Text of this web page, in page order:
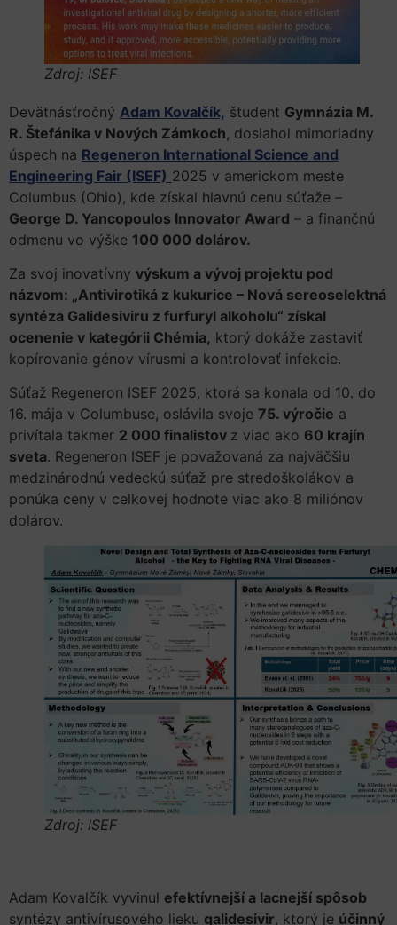
Zdroj: ISEF
Devätnásťročný Adam Kovalčík, študent Gymnázia M.
R. Štefánika v Nových Zámkoch, dosiahol mimoriadny
úspech na Regeneron International Science and
Engineering Fair (ISEF) 2025 v americkom meste
Columbus (Ohio), kde získal hlavnú cenu súťaže –
George D. Yancopoulos Innovator Award – a finančnú
odmenu vo výške 100 000 dolárov.
Za svoj inovatívny výskum a vývoj projektu pod
názvom: „Antivirotiká z kukurice – Nová sereoselektná
syntéza Galidesiviru z furfuryl alkoholu“ získal
ocenenie v kategórii Chémia, ktorý dokáže zastaviť
kopírovanie génov vírusmi a kontrolovať infekcie.
Súťaž Regeneron ISEF 2025, ktorá sa konala od 10. do
16. mája v Columbuse, oslávila svoje 75. výročie a
privítala takmer 2 000 finalistov z viac ako 60 krajín
sveta. Regeneron ISEF je považovaná za najväčšiu
medzinárodnú vedeckú súťaž pre stredoškolákov a
ponúka ceny v celkovej hodnote viac ako 8 miliónov
dolárov.
Zdroj: ISEF
Adam Kovalčík vyvinul efektívnejší a lacnejší spôsob
syntézy antivírusového lieku galidesivir, ktorý je účinný